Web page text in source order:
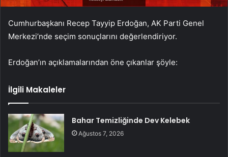
Cumhurbaşkanı Recep Tayyip Erdoğan, AK Parti Genel
Merkezi’nde seçim sonuçlarını değerlendiriyor.
Erdoğan’ın açıklamalarından öne çıkanlar şöyle:
İlgili Makaleler
Bahar Temizliğinde Dev Kelebek
Ağustos 7, 2026